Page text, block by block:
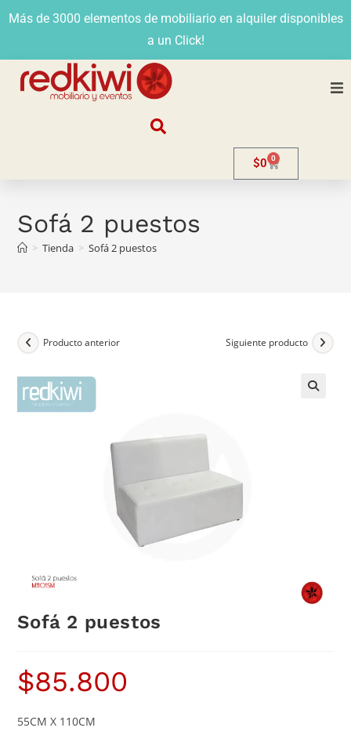
Más de 3000 elementos de mobiliario en alquiler disponibles
a un Click!
Contacto
$0 0
Sofá 2 puestos
> Tienda > Sofá 2 puestos
Producto anterior Siguiente producto
Sofá 2 puestos
$85.800
55CM X 110CM